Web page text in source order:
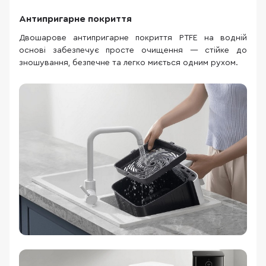
Антипригарне покриття
Двошарове антипригарне покриття PTFE на водній
основі забезпечує просте очищення — стійке до
зношування, безпечне та легко миється одним рухом.